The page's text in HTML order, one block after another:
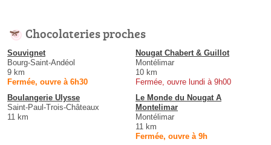
Chocolateries proches
Souvignet
Bourg-Saint-Andéol
9 km
Fermée, ouvre à 6h30
Nougat Chabert & Guillot
Montélimar
10 km
Fermée, ouvre lundi à 9h00
Boulangerie Ulysse
Saint-Paul-Trois-Châteaux
11 km
Le Monde du Nougat A
Montelimar
Montélimar
11 km
Fermée, ouvre à 9h